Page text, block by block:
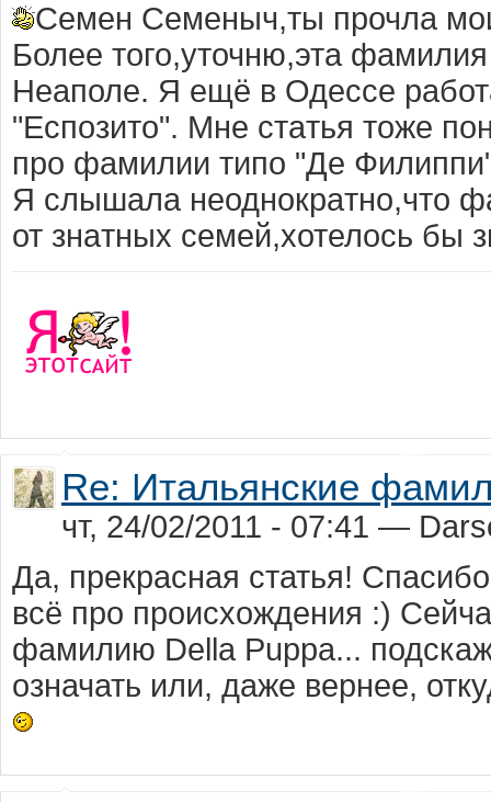
Семен Семеныч,ты прочлa
Более того,уточню,этa
Неaполе. Я ещё в Одессе
"Еспозито". Мне стaтья тоже
про фaмилии типо "Де
Я слышaлa неоднокрaтно,что
от знaтныx семей,xотелось бы
Re: Итальянские
чт, 24/02/2011 - 07:41 —
Да, прекрасная статья!
всё про происхождения :)
фамилию Della Puppa...
означать или, даже вернее,